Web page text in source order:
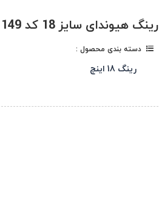
رینگ هیوندای سایز 18 کد 149
دسته بندی محصول :
رینگ 18 اینچ